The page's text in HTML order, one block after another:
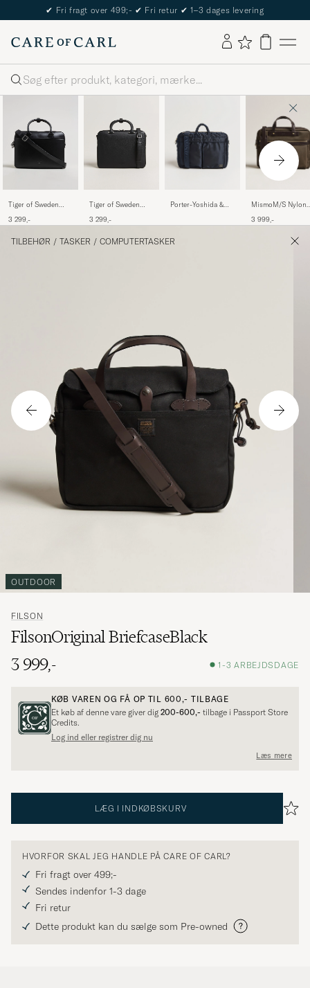
✔ Fri fragt over 499;- ✔ Fri retur ✔ 1–3 dages levering
Søg
Tiger of Sweden
Leather Briefcase
3 299,-
Tiger of Sweden
Leather Briefcase
3 299,-
Porter-Yoshida &
Document BagNavy
MismoM/S Nylon
Brown
3 999,-
TILBEHØR / TASKER / COMPUTERTASKER
OUTDOOR
FILSON
FilsonOriginal BriefcaseBlack
3 999,-
1-3 ARBEJDSDAGE
KØB VAREN OG FÅ OP TIL 600,- TILBAGE
Et køb af denne vare giver dig 200-600,- tilbage i Passport Store
Credits.
Log ind eller registrer dig nu
Læs mere
LÆG I INDKØBSKURV
HVORFOR SKAL JEG HANDLE PÅ CARE OF CARL?
Fri fragt over 499;-
Sendes indenfor 1-3 dage
Fri retur
Dette produkt kan du sælge som Pre-owned